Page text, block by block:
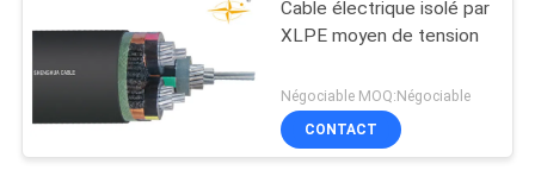
Cable électrique isolé par
XLPE moyen de tension
Négociable MOQ:Négociable
CONTACT